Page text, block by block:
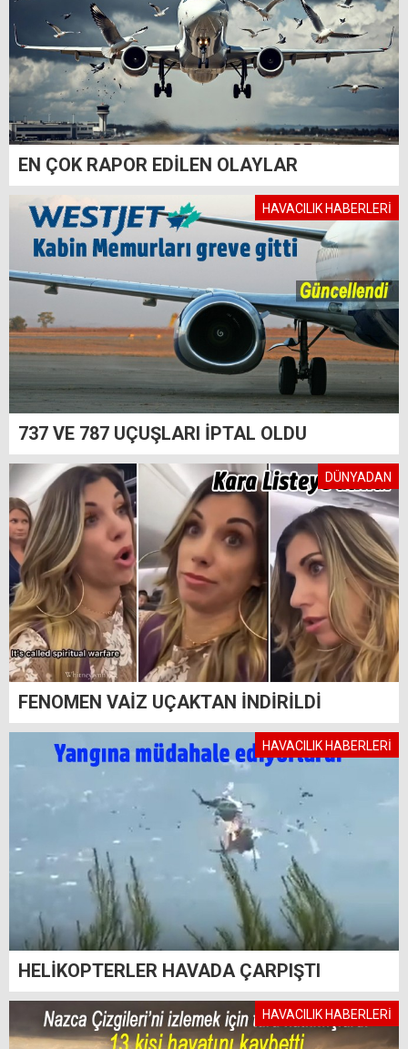
EN ÇOK RAPOR EDİLEN OLAYLAR
HAVACILIK HABERLERİ
737 VE 787 UÇUŞLARI İPTAL OLDU
DÜNYADAN
FENOMEN VAİZ UÇAKTAN İNDİRİLDİ
HAVACILIK HABERLERİ
HELİKOPTERLER HAVADA ÇARPIŞTI
HAVACILIK HABERLERİ